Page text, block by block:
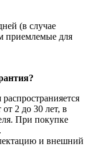
(в случае
приемлемые для
2 до 30 лет, в
При покупке
и внешний